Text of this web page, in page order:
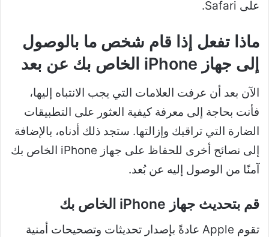
على Safari.
ماذا تفعل إذا قام شخص ما بالوصول
إلى جهاز iPhone الخاص بك عن بعد
الآن بعد أن عرفت العلامات التي يجب الانتباه إليها،
فأنت بحاجة إلى معرفة كيفية العثور على التطبيقات
الضارة التي تراقبك وإزالتها. ستجد ذلك أدناه، بالإضافة
إلى نصائح أخرى للحفاظ على جهاز iPhone الخاص بك
آمنًا من الوصول إليه عن بُعد.
قم بتحديث جهاز iPhone الخاص بك
تقوم Apple عادةً بإصدار تحديثات وتصحيحات أمنية